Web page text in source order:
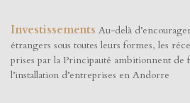
Investissements Au-delà
étrangers sous toutes leurs formes, les
prises par la Principauté ambitionnent de
l’installation d’entreprises en Andorre